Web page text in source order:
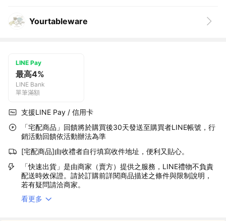
Yourtableware
LINE Pay
最高4%
LINE Bank
單筆滿額
支援LINE Pay / 信用卡
「宅配商品」回饋將於購買後30天發送至購買者LINE帳號，行
銷活動回饋依活動辦法為準
[宅配商品]由收禮者自行填寫收件地址，便利又貼心。
「快速出貨」是由商家（賣方）提供之服務，LINE禮物不負責
配送時效保證。請於訂購前詳閱商品描述之條件與限制說明，
若有疑問請洽商家。
看更多